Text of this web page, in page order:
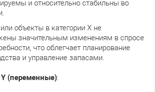
и относительно стабильны во
объекты в категории X не
значительным изменениям в спросе
что облегчает планирование
и управление запасами.
Y (переменные):